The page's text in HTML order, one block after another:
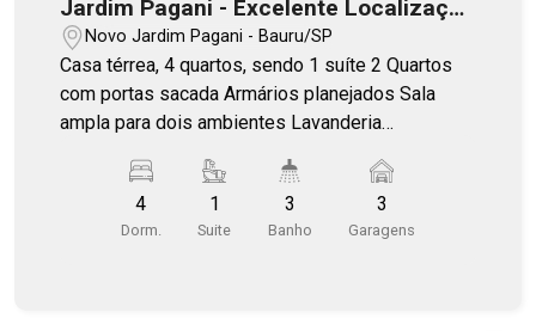
Jardim Pagani - Excelente Localização
em Bauru
Novo Jardim Pagani - Bauru/SP
Casa térrea, 4 quartos, sendo 1 suíte 2 Quartos
com portas sacada Armários planejados Sala
ampla para dois ambientes Lavanderia
3 carros Portão eletrônico P.S.: Estuda permuta
de até 50%.
4
Dorm.
1
Suite
3
Banho
3
Garagens